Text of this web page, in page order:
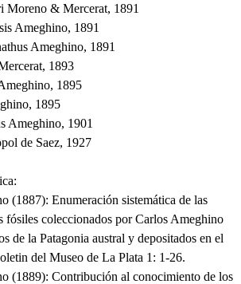
Moreno & Mercerat, 1891
Ameghino, 1891
Ameghino, 1891
1893
1895
1895
Ameghino, 1901
de Saez, 1927
(1887): Enumeración sistemática de las
fósiles coleccionados por Carlos Ameghino
de la Patagonia austral y depositados en el
del Museo de La Plata 1: 1-26.
(1889): Contribución al conocimiento de los